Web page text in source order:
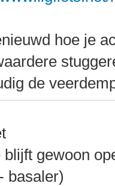
hoe je
de
blijft gewoon
basaler)